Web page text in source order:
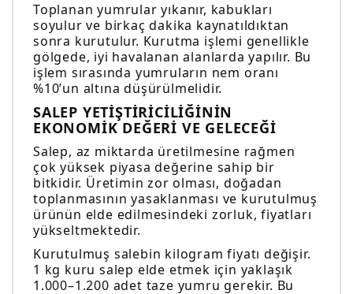
Toplanan yumrular yıkanır, kabukları
soyulur ve birkaç dakika kaynatıldıktan
sonra kurutulur. Kurutma işlemi genellikle
gölgede, iyi havalanan alanlarda yapılır. Bu
işlem sırasında yumruların nem oranı
%10’un altına düşürülmelidir.
SALEP YETIŞTIRICILIĞININ
EKONOMIK DEĞERI VE GELECEĞI
Salep, az miktarda üretilmesine rağmen
çok yüksek piyasa değerine sahip bir
bitkidir. Üretimin zor olması, doğadan
toplanmasının yasaklanması ve kurutulmuş
ürünün elde edilmesindeki zorluk, fiyatları
yükseltmektedir.
Kurutulmuş salebin kilogram fiyatı değişir.
1 kg kuru salep elde etmek için yaklaşık
1.000–1.200 adet taze yumru gerekir. Bu